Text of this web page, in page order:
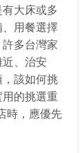
大床或多
用餐選擇
多台灣家
、治安
該如何挑
的挑選重
時，應優先